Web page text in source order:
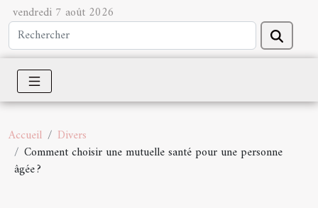
vendredi 7 août 2026
Accueil
Divers
Comment choisir une mutuelle santé pour une personne
âgée ?